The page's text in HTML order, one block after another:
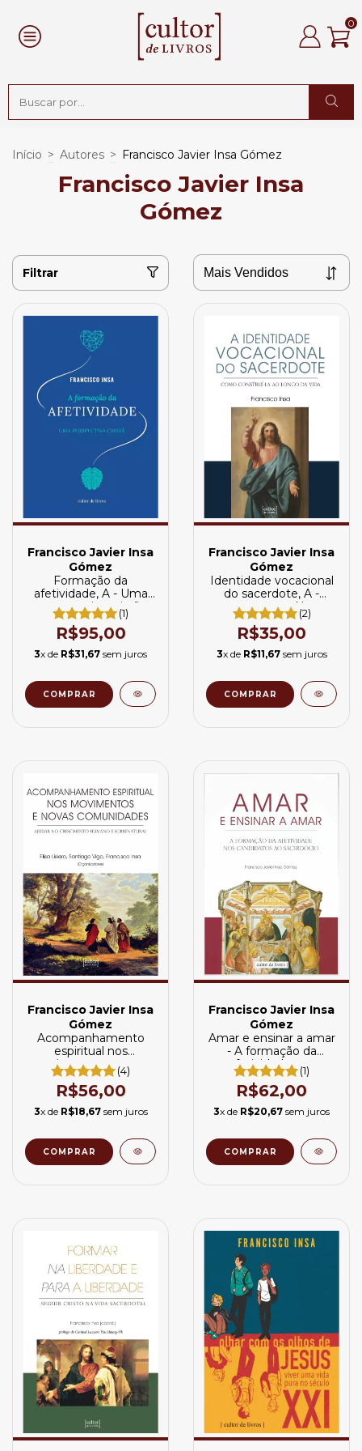
0
Início > Autores > Francisco Javier Insa Gómez
Francisco Javier Insa
Gómez
Filtrar
Francisco Javier Insa
Gómez
Formação da
afetividade, A - Uma
perspectiva cristã
(1)
R$95,00
3x de R$31,67 sem juros
Francisco Javier Insa
Gómez
Identidade vocacional
do sacerdote, A -
como construí-la ao
longo da vida
(2)
R$35,00
3x de R$11,67sem juros
Francisco Javier Insa
Gómez
Acompanhamento
espiritual nos
movimentos e novas
comunidades
(4)
R$56,00
3x de R$18,67sem juros
Francisco Javier Insa
Gómez
Amar e ensinar a amar
- A formação da
afetividade nos
candidatos ao
Sacerdócio
(1)
R$62,00
3x de R$20,67 sem juros